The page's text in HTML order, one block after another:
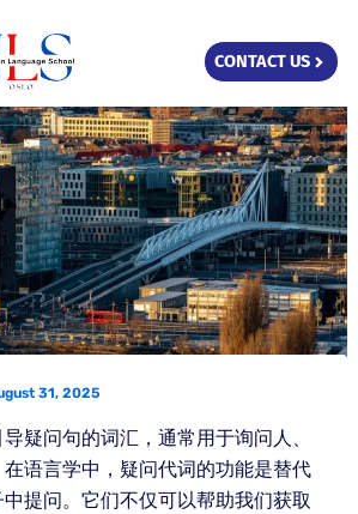
CONTACT US
31, 2025
疑问句的词汇，通常用于询问人、
语言学中，疑问代词的功能是替代
提问。它们不仅可以帮助我们获取